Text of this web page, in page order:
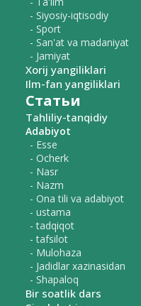
- Siyosiy-iqtisodiy
- Sport
- San'at va madaniyat
- Jamiyat
Xorij yangiliklari
Ilm-fan yangiliklari
Статьи
Tahliliy-tanqidiy
Adabiyot
- Esse
- Ocherk
- Nasr
- Nazm
- Ona tili va adabiyot
- ustama
- tadqiqot
- tafsilot
- Mulohaza
- Jadidlar xazinasidan
- Shapaloq
Bir soatlik dars